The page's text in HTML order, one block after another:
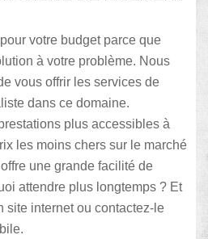
votre budget parce que
à votre problème. Nous
vous offrir les services de
dans ce domaine.
plus accessibles à
les moins chers sur le marché
une grande facilité de
attendre plus longtemps ? Et
site internet ou contactez-le